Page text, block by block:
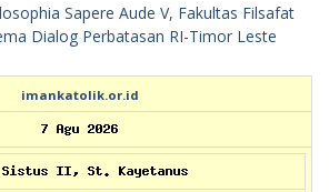
Sapere Aude V, Fakultas Filsafat
Dialog Perbatasan RI-Timor Leste
imankatolik.or.id